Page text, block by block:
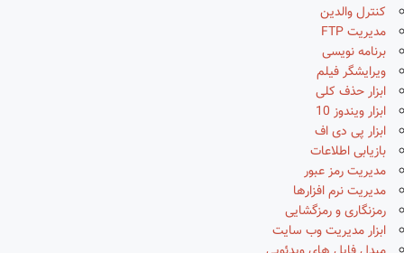
کنترل والدین
مدیریت FTP
برنامه نویسی
ویرایشگر فیلم
ابزار حذف کلی
ابزار ویندوز 10
ابزار پی دی اف
بازیابی اطلاعات
مدیریت رمز عبور
مدیریت نرم افزارها
رمزنگاری و رمزگشایی
ابزار مدیریت وب سایت